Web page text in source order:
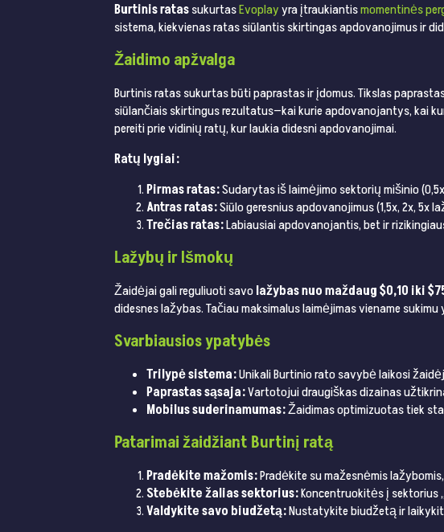
Burtinis ratassukurtasEvoplayyra įtraukiantismomentinės
sistema, kiekvienas ratas siūlantis skirtingas apdovanojimus ir
Žaidimo apžvalga
Burtinis ratas sukurtas būti paprastas ir įdomus. Tikslas
siūlančiais skirtingus rezultatus—kai kurie apdovanojantys, kai
pereiti prie vidinių ratų, kur laukia didesni apdovanojimai.
Ratų lygiai:
Pirmas ratas:Sudarytas iš laimėjimo sektorių mišinio
Antras ratas:Siūlo geresnius apdovanojimus (1,5x, 2x, 5x
Trečias ratas:Labiausiai apdovanojantis, bet ir
Lažybų ir Išmokų
Žaidėjai gali reguliuoti savolažybas nuo maždaug $0,10 iki
didesnes lažybas. Tačiau maksimalus laimėjimas viename
Svarbiausios ypatybės
Trilypė sistema:Unikali Burtinio rato savybė laikosi
Paprastas sąsaja:Vartotojui draugiškas dizainas
Mobilus suderinamumas:Žaidimas optimizuotas tiek
Patarimai žaidžiant Burtinį ratą
Pradėkite mažomis:Pradėkite su mažesnėmis
Stebėkite žalias sektorius:Koncentruokitės į sektorius
Valdykite savo biudžetą:Nustatykite biudžetą ir